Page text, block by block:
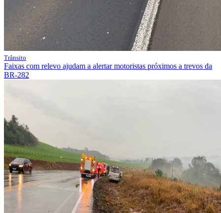
Trânsito
Faixas com relevo ajudam a alertar motoristas próximos a trevos da
BR-282